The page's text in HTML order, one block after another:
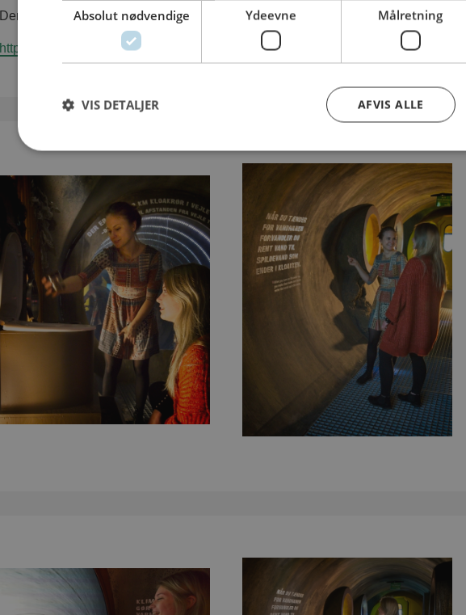
Der er gratis entre og åben alle dage 10 – 16.
https://www.okolariet.dk/
Absolut nødvendige Ydeevne Målretning
AFVIS ALLE
VIS DETALJER